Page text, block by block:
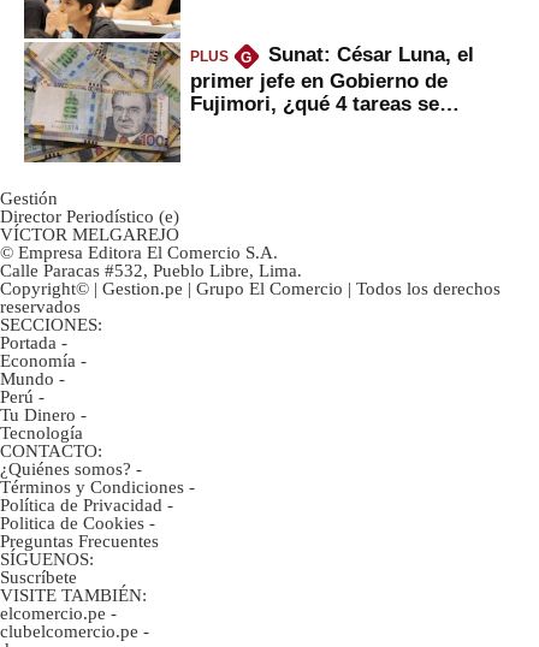
PLUS G
Sunat: César Luna, el
primer jefe en Gobierno de
Fujimori, ¿qué 4 tareas se
Gestión
Director Periodístico (e)
VÍCTOR MELGAREJO
© Empresa Editora El Comercio S.A.
Calle Paracas #532, Pueblo Libre, Lima.
Copyright© | Gestion.pe | Grupo El Comercio | Todos los derechos
reservados
SECCIONES:
Portada -
Economía -
Mundo -
Perú -
Tu Dinero -
Tecnología
CONTACTO:
¿Quiénes somos? -
Términos y Condiciones -
Política de Privacidad -
Politica de Cookies -
Preguntas Frecuentes
SÍGUENOS:
Suscríbete
VISITE TAMBIÉN:
elcomercio.pe -
clubelcomercio.pe -